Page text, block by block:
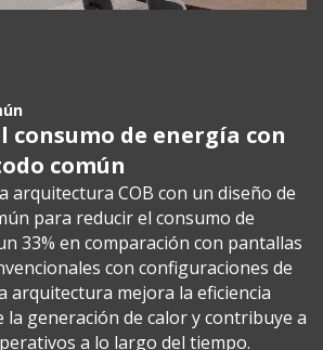
consumo de energía con
común
arquitectura COB con un diseño de
para reducir el consumo de
33% en comparación con pantallas
con configuraciones de
arquitectura mejora la eficiencia
la generación de calor y contribuye a
a lo largo del tiempo.